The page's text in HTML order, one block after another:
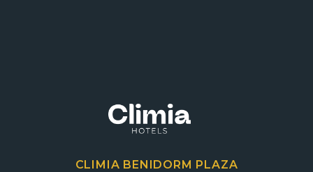
CLIMIA BENIDORM PLAZA